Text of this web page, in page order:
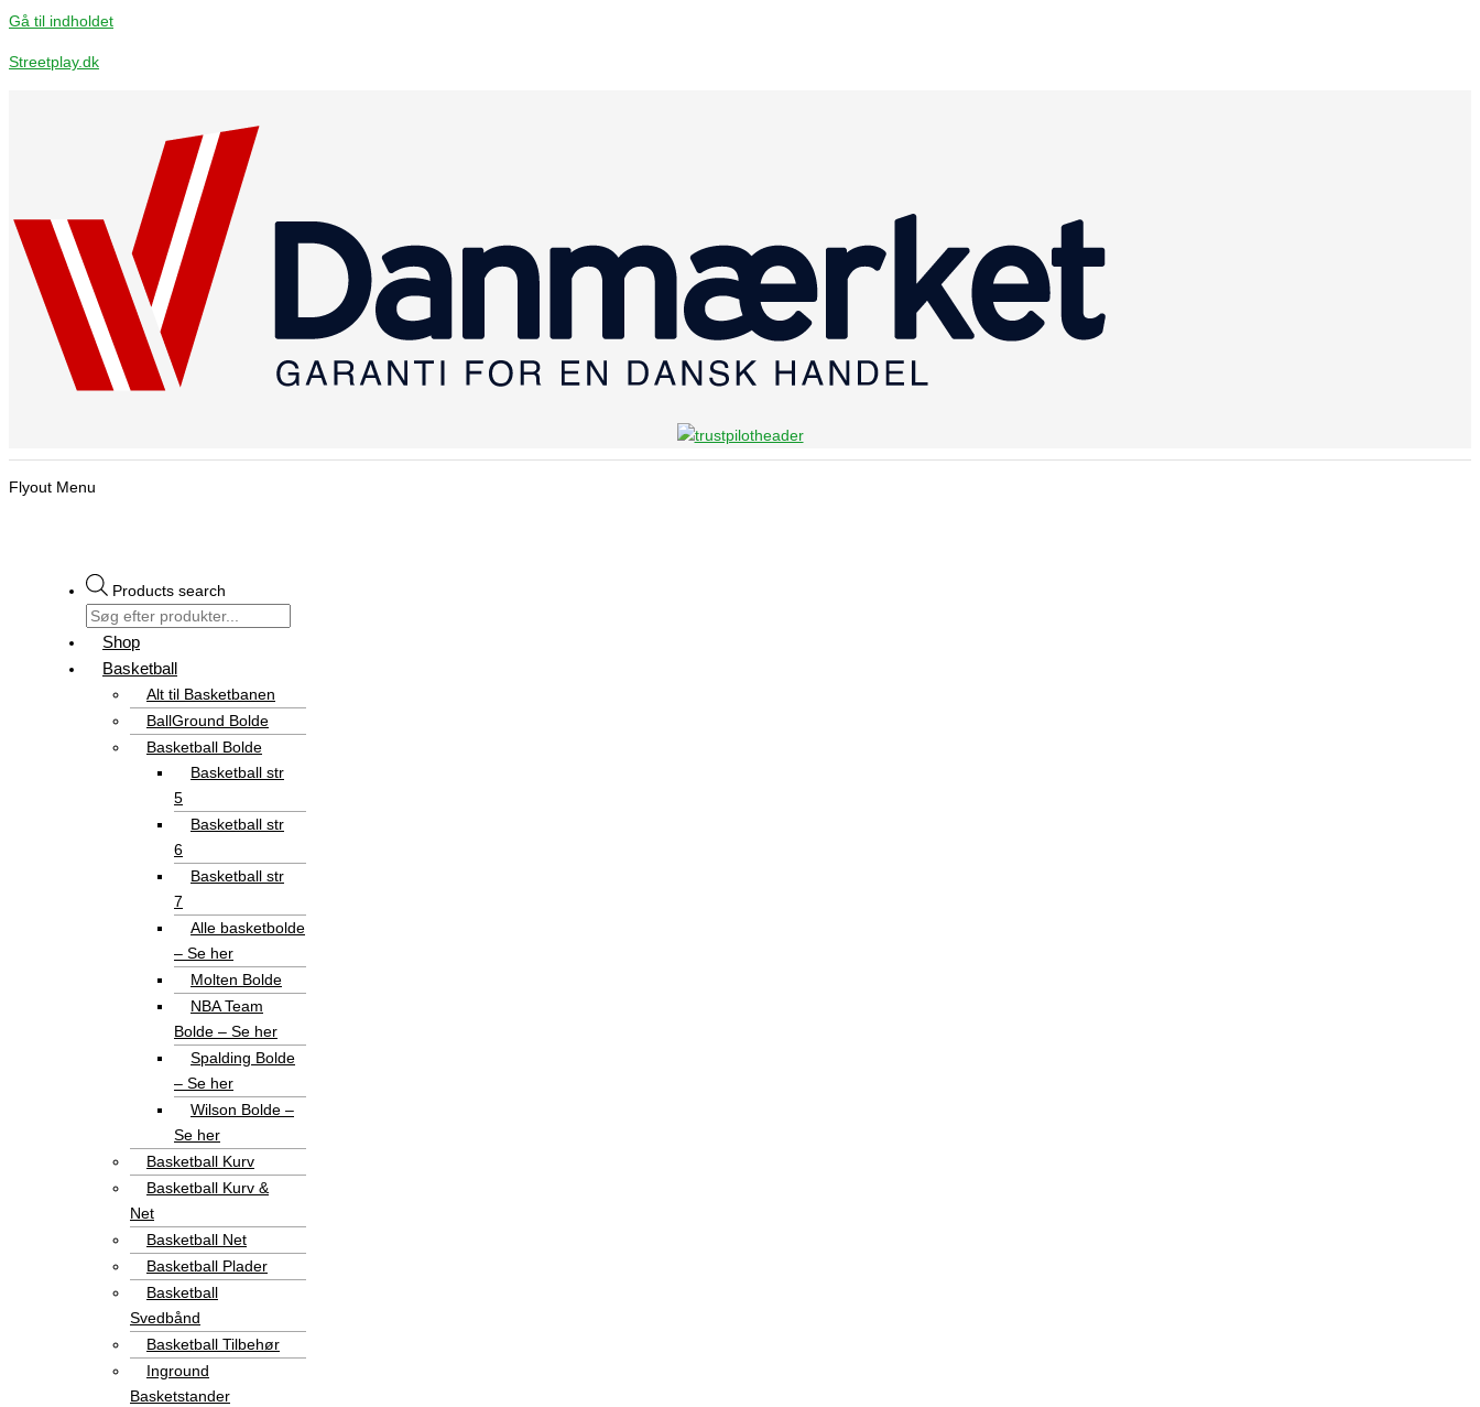
Gå til indholdet
Streetplay.dk
Flyout Menu
Products search
Shop
Basketball
Alt til Basketbanen
BallGround Bolde
Basketball Bolde
Basketball str
5
Basketball str
6
Basketball str
7
Alle basketbolde
– Se her
Molten Bolde
NBA Team
Bolde – Se her
Spalding Bolde
– Se her
Wilson Bolde –
Se her
Basketball Kurv
Basketball Kurv &
Net
Basketball Net
Basketball Plader
Basketball
Svedbånd
Basketball Tilbehør
Inground
Basketstander